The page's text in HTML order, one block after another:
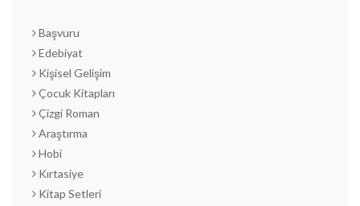
Başvuru
Edebiyat
Kişisel Gelişim
Çocuk Kitapları
Çizgi Roman
Araştırma
Hobi
Kırtasiye
Kitap Setleri